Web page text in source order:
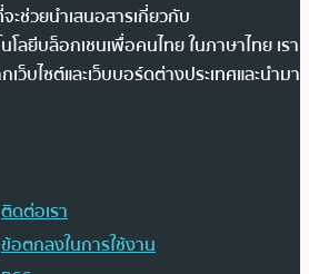
ช่วยนำเสนอสารเกี่ยวกับ
โลยีบล็อกเชนเพื่อคนไทย ในภาษาไทย เรา
บไซต์และเว็บบอร์ดต่างประเทศและนำมา
ติดต่อเรา
ข้อตกลงในการใช้งาน